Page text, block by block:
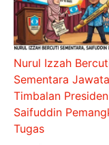
Nurul Izzah
Sementara
Timbalan Presiden
Saifuddin
Tugas